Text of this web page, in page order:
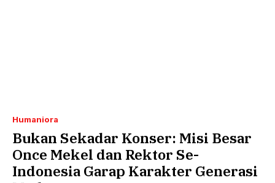
Humaniora
Bukan Sekadar Konser: Misi Besar
Once Mekel dan Rektor Se-
Indonesia Garap Karakter Generasi